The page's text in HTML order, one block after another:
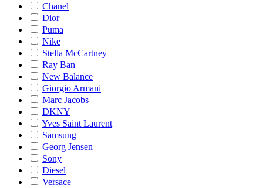
Chanel
Dior
Puma
Nike
Stella McCartney
Ray Ban
New Balance
Giorgio Armani
Marc Jacobs
DKNY
Yves Saint Laurent
Samsung
Georg Jensen
Sony
Diesel
Versace